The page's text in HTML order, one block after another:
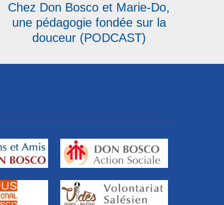
Chez Don Bosco et Marie-Do,
une pédagogie fondée sur la
douceur (PODCAST)